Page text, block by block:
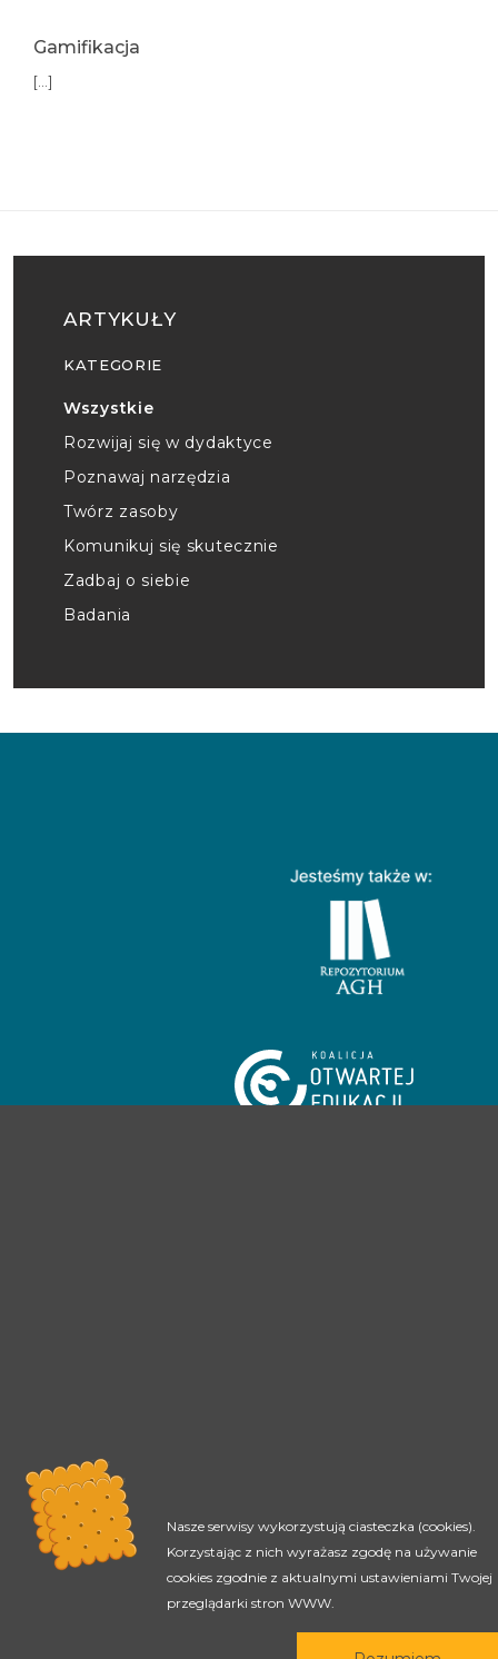
Gamifikacja
[...]
ARTYKUŁY
KATEGORIE
Wszystkie
Rozwijaj się w dydaktyce
Poznawaj narzędzia
Twórz zasoby
Komunikuj się skutecznie
Zadbaj o siebie
Badania
Nasze serwisy wykorzystują ciasteczka (cookies).
Korzystając z nich wyrażasz zgodę na używanie
cookies zgodnie z aktualnymi ustawieniami Twojej
przeglądarki stron WWW.
Rada Programowa